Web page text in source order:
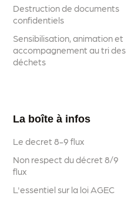
Destruction de documents
confidentiels
Sensibilisation, animation et
accompagnement au tri des
déchets
La boîte à infos
Le decret 8-9 flux
Non respect du décret 8/9
flux
L'essentiel sur la loi AGEC